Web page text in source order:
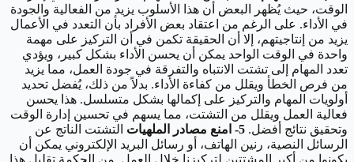
الوقت، حيث يُظهر البعض أن هذا الأسلوب يزيد من الفعالية والجودة
في الأداء. على الرغم من اعتقاد بعض الأفراد بأن التعدد في الأعمال
يزيد من إنتاجيتهم، إلا أن الحقيقة تكمن في أن التركيز على مهمة
واحدة في الوقت الواحد يمكن أن يحسن الأداء بشكل كبير، ويؤدي
تعدد المهام إلى تشتت الانتباه والتفرقة في جودة العمل، مما يزيد
من فرص الخطأ ويقلل من كفاءة الأداء. بدلاً من ذلك، يُفضل تحديد
أولويات المهام والتركيز على إكمالها بشكل متسلسل. هذا يحسن
فعالية العمل ويقلل من التشتت، مما يسهم في تحسين إدارة الوقت
وتحقيق نتائج أفضل. 5- امنع مصادر الملهيات
التشتت الناتج عن
الرسائل النصية، رنين الهاتف، أو رسائل البريد الإلكتروني يمكن أن
يكونوا من أكبر المشتتين لتركيزنا خلال العمل. من الحكمة تقليل هذا